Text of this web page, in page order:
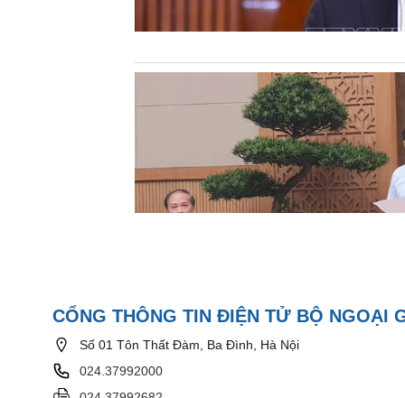
CỔNG THÔNG TIN ĐIỆN TỬ BỘ NGOẠI
Số 01 Tôn Thất Đàm, Ba Đình, Hà Nội
024.37992000